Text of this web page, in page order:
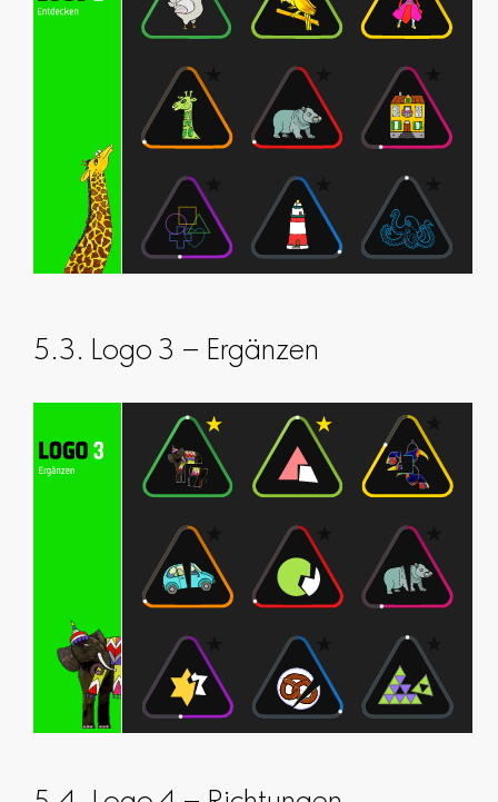
5.3. Logo 3 – Ergänzen